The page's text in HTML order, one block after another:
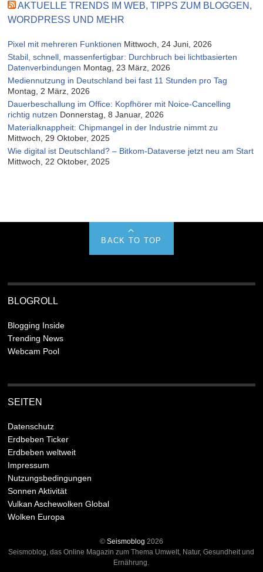
AKTUELLE TRENDS IM WEB, TIPPS ZUM BLOGGEN,
WORDPRESS UND MEHR
Pixel mit mehreren Funktionen Mittwoch, 24 Juni, 2026
Stabil, schnell, massenfertigbar: Durchbruch bei lichtbasierten
Datenverbindungen Montag, 23 März, 2026
Mediennutzung in Deutschland bei fast 11 Stunden pro Tag
Montag, 2 März, 2026
Dauerbeschallung im Office: Kopfhörer mit Noice-Cancelling
richtig nutzen Donnerstag, 8 Januar, 2026
Materialknappheit: Chipmangel in der Industrie nimmt zu
Mittwoch, 29 Oktober, 2025
Wie digital ist Deutschland? – Bitkom-Dataverse jetzt neu am Start
Mittwoch, 22 Oktober, 2025
BACK TO TOP
BLOGROLL
Blogging Inside
Trending News
Webcam Pool
SEITEN
Datenschutz
Erdbeben Ticker
Erdbeben weltweit
Impressum
Nutzungsbedingungen
Sonnen Aktivität
Vulkan Aschewolken Global
Wolken Europa
© Seismoblog 2026
Seismoblog, das Online Magazin zum Thema Umwelt, Natur, Gesundheit und
Ernährung.